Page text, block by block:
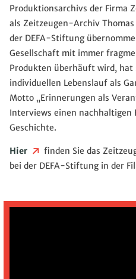
Produktionsarchivs der Firma
als Zeitzeugen-Archiv
der DEFA-Stiftung
Gesellschaft mit immer
Produkten überhäuft wird, hat
individuellen Lebenslauf als
Motto „Erinnerungen als
Interviews einen nachhaltigen
Geschichte.
Hier
finden Sie das
bei der DEFA-Stiftung in der